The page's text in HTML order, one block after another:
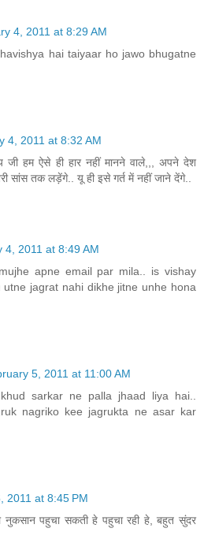
4, 2011 at 8:29 AM
hai taiyaar ho jawo bhugatne
4, 2011 at 8:32 AM
हम ऐसे ही हार नहीं मानने वाले,,, अपने देश
सांस तक लड़ेंगे.. यू ही इसे गर्त में नहीं जाने देंगे..
4, 2011 at 8:49 AM
apne email par mila.. is vishay
jagrat nahi dikhe jitne unhe hona
5, 2011 at 11:00 AM
sarkar ne palla jhaad liya hai..
nagriko kee jagrukta ne asar kar
2011 at 8:45 PM
नुकसान पहुचा सकती हे पहुचा रही हे, बहुत सुंदर